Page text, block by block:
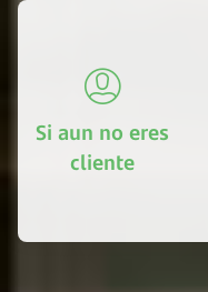
Si aun no eres
cliente